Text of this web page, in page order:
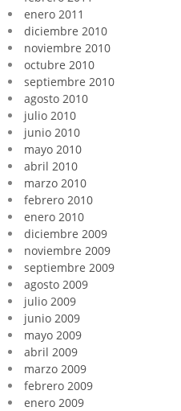
enero 2011
diciembre 2010
noviembre 2010
octubre 2010
septiembre 2010
agosto 2010
julio 2010
junio 2010
mayo 2010
abril 2010
marzo 2010
febrero 2010
enero 2010
diciembre 2009
noviembre 2009
septiembre 2009
agosto 2009
julio 2009
junio 2009
mayo 2009
abril 2009
marzo 2009
febrero 2009
enero 2009